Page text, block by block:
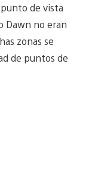
de vista
Dawn no eran
zonas se
de puntos de